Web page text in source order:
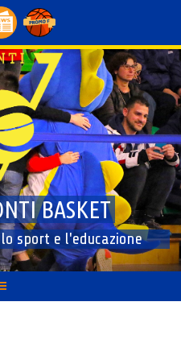
BASKET
sport e l'educazione